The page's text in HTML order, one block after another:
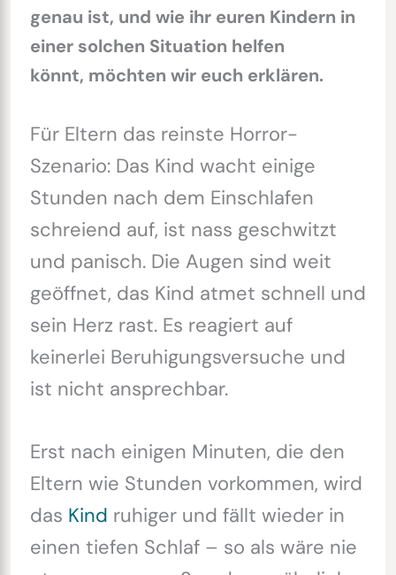
genau ist, und wie ihr euren Kindern in
einer solchen Situation helfen
könnt, möchten wir euch erklären.
Für Eltern das reinste Horror-
Szenario: Das Kind wacht einige
Stunden nach dem Einschlafen
schreiend auf, ist nass geschwitzt
und panisch. Die Augen sind weit
geöffnet, das Kind atmet schnell und
sein Herz rast. Es reagiert auf
keinerlei Beruhigungsversuche und
ist nicht ansprechbar.
Erst nach einigen Minuten, die den
Eltern wie Stunden vorkommen, wird
das Kind ruhiger und fällt wieder in
einen tiefen Schlaf – so als wäre nie